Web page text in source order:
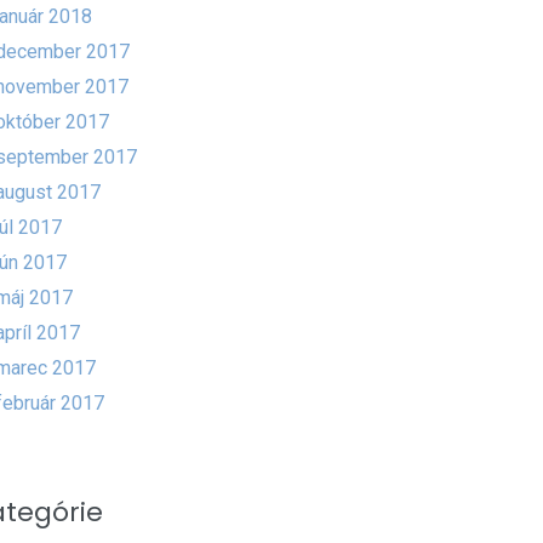
2018
2017
2017
2017
2017
2017
2017
2017
2017
2017
2017
2017